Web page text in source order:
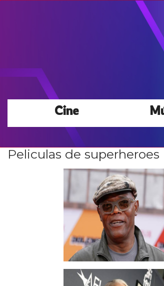
Cine
Peliculas de superheroes